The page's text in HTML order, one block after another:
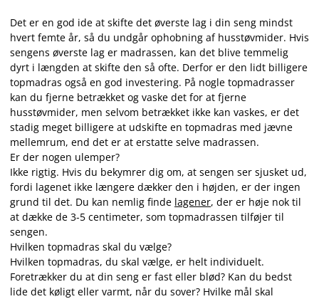
Det er en god ide at skifte det øverste lag i din seng mindst
hvert femte år, så du undgår ophobning af husstøvmider. Hvis
sengens øverste lag er madrassen, kan det blive temmelig
dyrt i længden at skifte den så ofte. Derfor er den lidt billigere
topmadras også en god investering. På nogle topmadrasser
kan du fjerne betrækket og vaske det for at fjerne
husstøvmider, men selvom betrækket ikke kan vaskes, er det
stadig meget billigere at udskifte en topmadras med jævne
mellemrum, end det er at erstatte selve madrassen.
Er der nogen ulemper?
Ikke rigtig. Hvis du bekymrer dig om, at sengen ser sjusket ud,
fordi lagenet ikke længere dækker den i højden, er der ingen
grund til det. Du kan nemlig finde lagener, der er høje nok til
at dække de 3-5 centimeter, som topmadrassen tilføjer til
sengen.
Hvilken topmadras skal du vælge?
Hvilken topmadras, du skal vælge, er helt individuelt.
Foretrækker du at din seng er fast eller blød? Kan du bedst
lide det køligt eller varmt, når du sover? Hvilke mål skal